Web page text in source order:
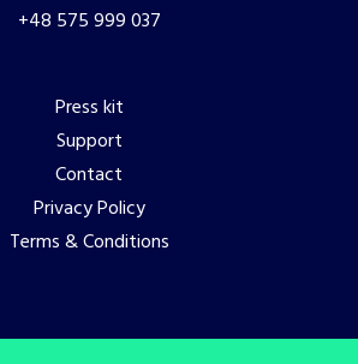
+48 575 999 037
Press kit
Support
Contact
Privacy Policy
Terms & Conditions